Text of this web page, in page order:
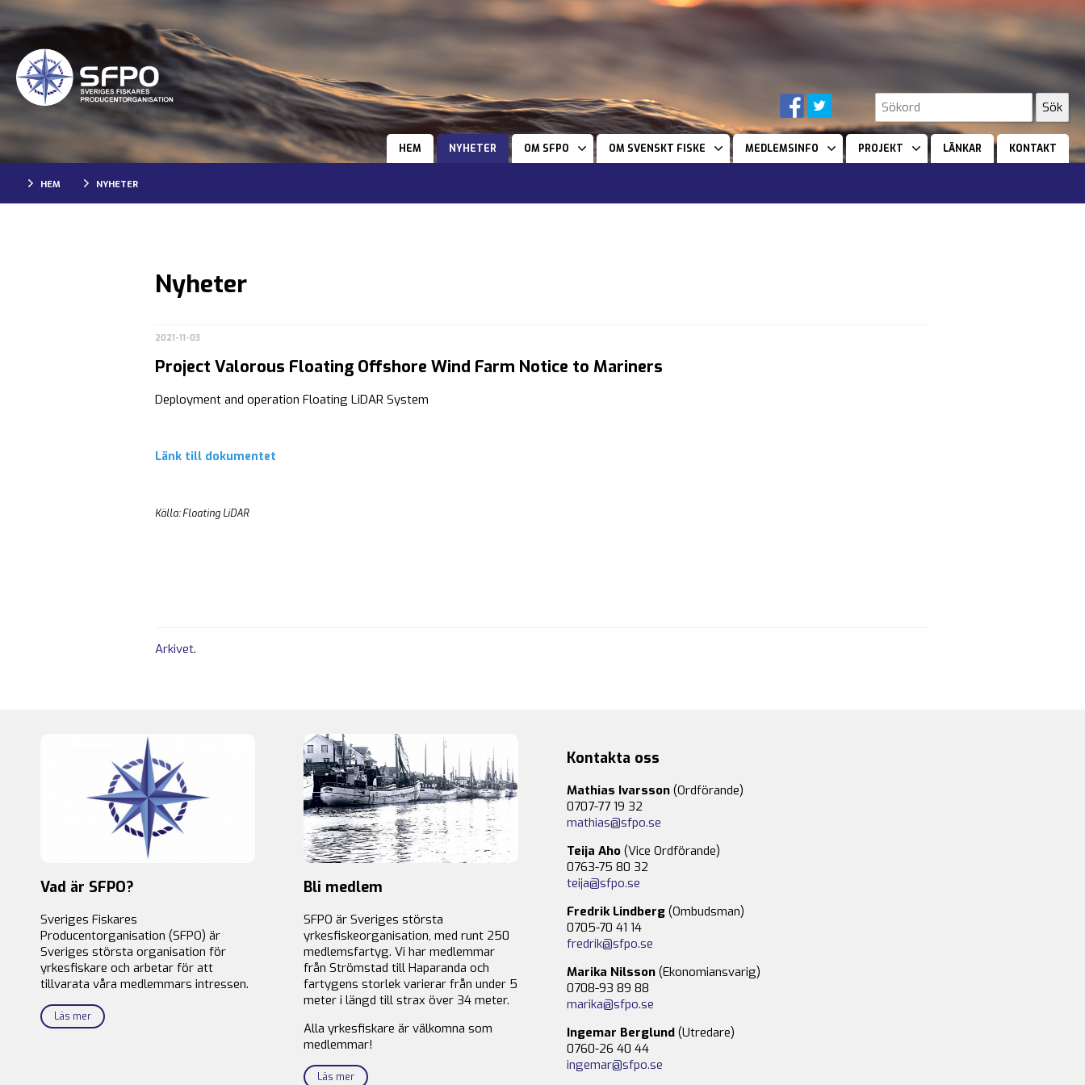
HEM NYHETER OM SFPO OM SVENSKT FISKE MEDLEMSINFO PROJEKT LÄNKAR KONTAKT
HEM NYHETER
Nyheter
2021-11-03
Project Valorous Floating Offshore Wind Farm Notice to Mariners
Deployment and operation Floating LiDAR System
Länk till dokumentet
Källa: Floating LiDAR
Arkivet.
Vad är SFPO?
Sveriges Fiskares
Producentorganisation (SFPO) är
Sveriges största organisation för
yrkesfiskare och arbetar för att
tillvarata våra medlemmars intressen.
Läs mer
Bli medlem
SFPO är Sveriges största
yrkesfiskeorganisation, med runt 250
medlemsfartyg. Vi har medlemmar
från Strömstad till Haparanda och
fartygens storlek varierar från under 5
meter i längd till strax över 34 meter.
Alla yrkesfiskare är välkomna som
medlemmar!
Läs mer
Kontakta oss
Mathias Ivarsson (Ordförande)
0707-77 19 32
mathias@sfpo.se
Teija Aho (Vice Ordförande)
0763-75 80 32
teija@sfpo.se
Fredrik Lindberg (Ombudsman)
0705-70 41 14
fredrik@sfpo.se
Marika Nilsson (Ekonomiansvarig)
0708-93 89 88
marika@sfpo.se
Ingemar Berglund (Utredare)
0760-26 40 44
ingemar@sfpo.se